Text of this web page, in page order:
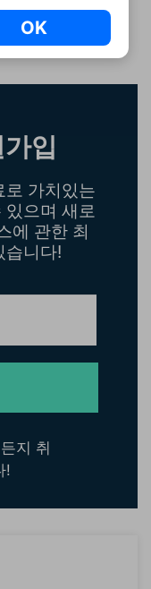
다음
입
로 가치있는
있으며 새로
에 관한 최
습니다!
지 취
!
OK